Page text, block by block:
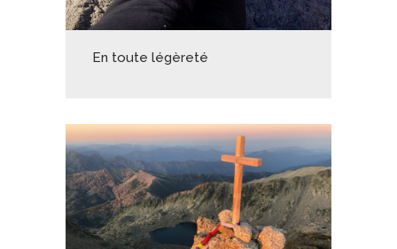
En toute légèreté